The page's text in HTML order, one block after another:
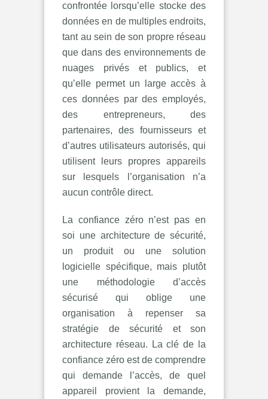
confrontée lorsqu’elle stocke des
données en de multiples endroits,
tant au sein de son propre réseau
que dans des environnements de
nuages privés et publics, et
qu’elle permet un large accès à
ces données par des employés,
des entrepreneurs, des
partenaires, des fournisseurs et
d’autres utilisateurs autorisés, qui
utilisent leurs propres appareils
sur lesquels l’organisation n’a
aucun contrôle direct.
La confiance zéro n’est pas en
soi une architecture de sécurité,
un produit ou une solution
logicielle spécifique, mais plutôt
une méthodologie d’accès
sécurisé qui oblige une
organisation à repenser sa
stratégie de sécurité et son
architecture réseau. La clé de la
confiance zéro est de comprendre
qui demande l’accès, de quel
appareil provient la demande,